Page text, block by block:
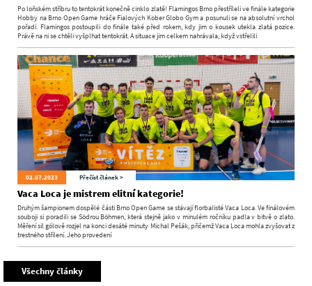
Po loňském stříbru to tentokrát konečně cinklo zlatě! Flamingos Brno přestříleli ve finále kategorie
Hobby na Brno Open Game hráče Fialových Kober Globo Gym a posunuli se na absolutní vrchol
pořadí. Flamingos postoupili do finále také před rokem, kdy jim o kousek utekla zlatá pozice.
Právě na ni se chtěli vyšplhat tentokrát. A situace jim celkem nahrávala, když vstřelili
02.07.2023 Přečíst článek >
Vaca Loca je mistrem elitní kategorie!
Druhým šampionem dospělé části Brno Open Game se stávají florbalisté Vaca Loca. Ve finálovém
souboji si poradili se Södrou Böhmen, která stejně jako v minulém ročníku padla v bitvě o zlato.
Měření sil gólově rozjel na konci desáté minuty Michal Pešák, přičemž Vaca Loca mohla zvyšovat z
trestného střílení. Jeho provedení
Všechny články